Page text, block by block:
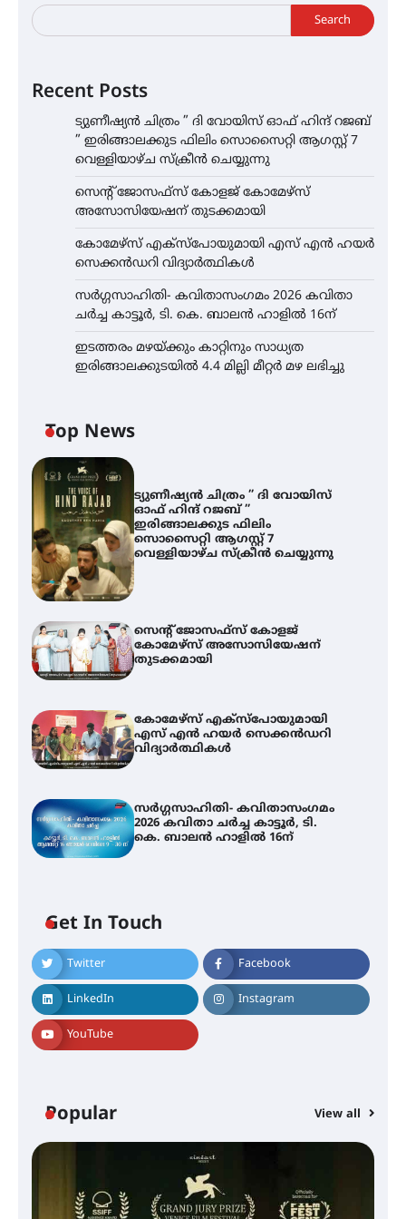
Search
Recent Posts
ട്യുണീഷ്യൻ ചിത്രം ” ദി വോയിസ് ഓഫ് ഹിന്ദ് റജബ്
” ഇരിങ്ങാലക്കുട ഫിലിം സൊസൈറ്റി ആഗസ്റ്റ് 7
വെള്ളിയാഴ്ച സ്‌ക്രീൻ ചെയ്യുന്നു
സെന്റ് ജോസഫ്സ് കോളജ് കോമേഴ്‌സ്
അസോസിയേഷന് തുടക്കമായി
കോമേഴ്സ് എക്സ്പോയുമായി എസ് എൻ ഹയർ
സെക്കൻഡറി വിദ്യാർത്ഥികൾ
സർഗ്ഗസാഹിതി- കവിതാസംഗമം 2026 കവിതാ
ചർച്ച കാട്ടൂർ, ടി. കെ. ബാലൻ ഹാളിൽ 16ന്
ഇടത്തരം മഴയ്ക്കും കാറ്റിനും സാധ്യത
ഇരിങ്ങാലക്കുടയിൽ 4.4 മില്ലി മീറ്റർ മഴ ലഭിച്ചു
Top News
ട്യുണീഷ്യൻ ചിത്രം ” ദി വോയിസ്
ഓഫ് ഹിന്ദ് റജബ് ”
ഇരിങ്ങാലക്കുട ഫിലിം
സൊസൈറ്റി ആഗസ്റ്റ് 7
വെള്ളിയാഴ്ച സ്‌ക്രീൻ ചെയ്യുന്നു
സെന്റ് ജോസഫ്സ് കോളജ്
കോമേഴ്‌സ് അസോസിയേഷന്
തുടക്കമായി
കോമേഴ്സ് എക്സ്പോയുമായി
എസ് എൻ ഹയർ സെക്കൻഡറി
വിദ്യാർത്ഥികൾ
സർഗ്ഗസാഹിതി- കവിതാസംഗമം
2026 കവിതാ ചർച്ച കാട്ടൂർ, ടി.
കെ. ബാലൻ ഹാളിൽ 16ന്
Get In Touch
Twitter Facebook
LinkedIn Instagram
YouTube
Popular View all
സെന്റ് ജോസഫ്സ് കോളജ്
കോമേഴ്‌സ് അസോസിയേഷന്
തുടക്കമായി